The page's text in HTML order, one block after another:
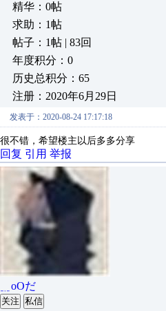
精华：0帖
求助：1帖
帖子：1帖 | 83回
年度积分：0
历史总积分：65
注册：2020年6月29日
发表于：2020-08-24 17:17:18
很不错，希望楼主以后多多分享
回复 引用 举报
﹎oОだ
关注 私信